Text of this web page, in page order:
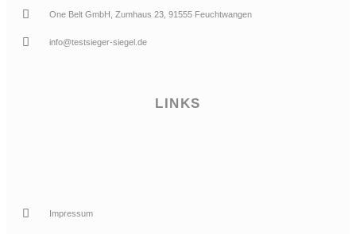
One Belt GmbH, Zumhaus 23, 91555 Feuchtwangen
info@testsieger-siegel.de
LINKS
Impressum